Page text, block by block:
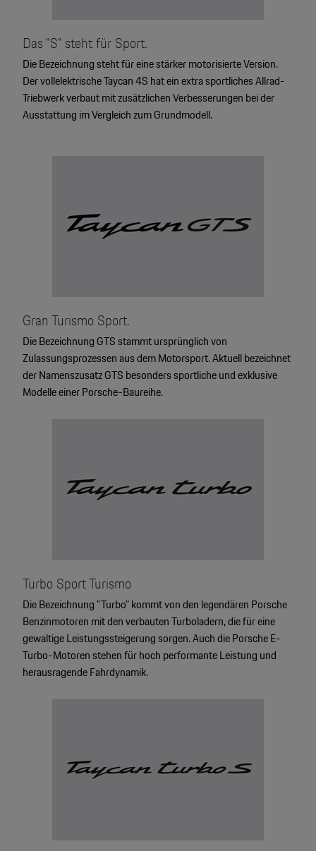
Das "S" steht für Sport.
Die Bezeichnung steht für eine stärker motorisierte Version.
Der vollelektrische Taycan 4S hat ein extra sportliches Allrad-
Triebwerk verbaut mit zusätzlichen Verbesserungen bei der
Ausstattung im Vergleich zum Grundmodell.
Gran Turismo Sport.
Die Bezeichnung GTS stammt ursprünglich von
Zulassungsprozessen aus dem Motorsport. Aktuell bezeichnet
der Namenszusatz GTS besonders sportliche und exklusive
Modelle einer Porsche-Baureihe.
Turbo Sport Turismo
Die Bezeichnung "Turbo" kommt von den legendären Porsche
Benzinmotoren mit den verbauten Turboladern, die für eine
gewaltige Leistungssteigerung sorgen. Auch die Porsche E-
Turbo-Motoren stehen für hoch performante Leistung und
herausragende Fahrdynamik.